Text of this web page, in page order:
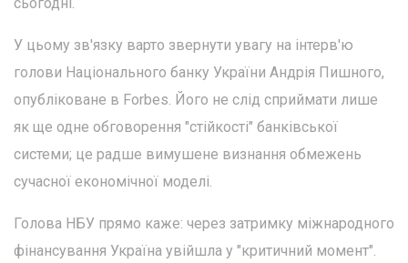
сьогодні.
У цьому зв'язку варто звернути увагу на інтерв'ю
голови Національного банку України Андрія Пишного,
опубліковане в Forbes. Його не слід сприймати лише
як ще одне обговорення "стійкості" банківської
системи; це радше вимушене визнання обмежень
сучасної економічної моделі.
Голова НБУ прямо каже: через затримку міжнародного
фінансування Україна увійшла у "критичний момент".